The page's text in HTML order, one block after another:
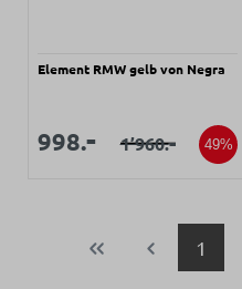
Element RMW gelb von Negra
Verkaufspreis:
Verkaufspreis:
998.- Regulärer Preis:
1’960.- 49%
Seite
1